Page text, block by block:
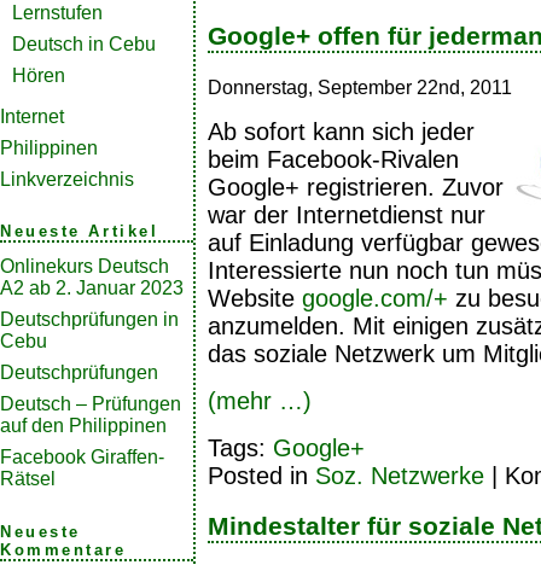
Lernstufen
Deutsch in Cebu
Hören
Internet
Philippinen
Linkverzeichnis
Neueste Artikel
Onlinekurs Deutsch
A2 ab 2. Januar 2023
Deutschprüfungen in
Cebu
Deutschprüfungen
Deutsch – Prüfungen
auf den Philippinen
Facebook Giraffen-
Rätsel
Neueste
Kommentare
Google+ offen für
Donnerstag, September 22nd, 2011
Ab sofort kann sich jeder
beim Facebook-Rivalen
Google+ registrieren. Zuvor
war der Internetdienst nur
auf Einladung verfügbar
Interessierte nun noch tun
Website google.com/+ zu
anzumelden. Mit einigen
das soziale Netzwerk um
(mehr …)
Tags: Google+
Posted in Soz. Netzwerke |
Mindestalter für soziale